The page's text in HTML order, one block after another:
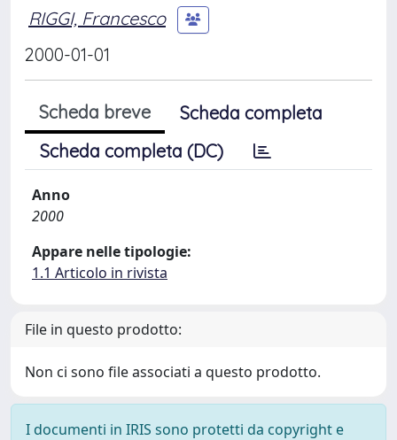
RIGGI, Francesco
2000-01-01
Scheda breve
Scheda completa
Scheda completa (DC)
Anno
2000
Appare nelle tipologie:
1.1 Articolo in rivista
File in questo prodotto:
Non ci sono file associati a questo prodotto.
I documenti in IRIS sono protetti da copyright e